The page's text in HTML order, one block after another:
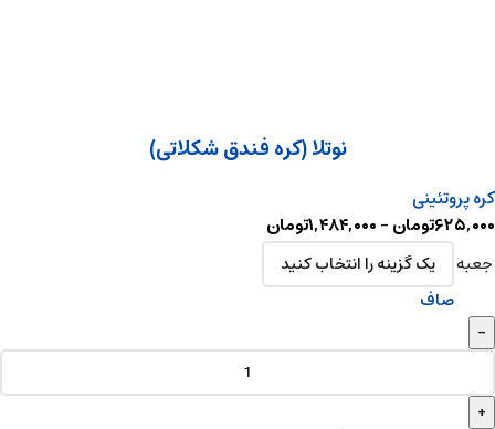
نوتلا (کره فندق شکلاتی)
کره پروتئینی
۶۲۵,۰۰۰تومان–۱,۴۸۴,۰۰۰تومان
جعبه
صاف